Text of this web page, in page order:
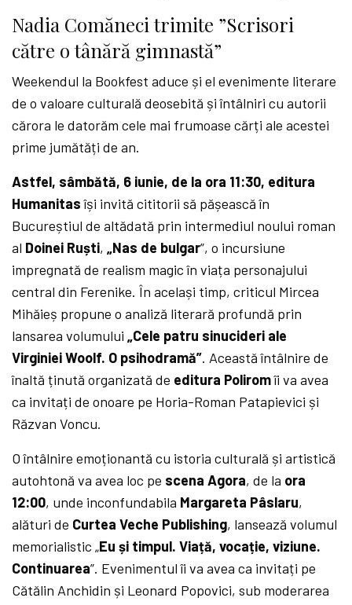
Nadia Comăneci trimite ”Scrisori
către o tânără gimnastă”
Weekendul la Bookfest aduce și el evenimente literare
de o valoare culturală deosebită și întâlniri cu autorii
cărora le datorăm cele mai frumoase cărți ale acestei
prime jumătăți de an.
Astfel, sâmbătă, 6 iunie, de la ora 11:30, editura
Humanitasîși invită cititorii să pășească în
Bucureștiul de altădată prin intermediul noului roman
al Doinei Ruști,„Nas de bulgar”, o incursiune
impregnată de realism magic în viața personajului
central din Ferenike. În același timp, criticul Mircea
Mihăieș propune o analiză literară profundă prin
lansarea volumului„Cele patru sinucideri ale
Virginiei Woolf. O psihodramă”. Această întâlnire de
înaltă ținută organizată de editura Poliromîi va avea
ca invitați de onoare pe Horia-Roman Patapievici și
Răzvan Voncu.
O întâlnire emoționantă cu istoria culturală și artistică
autohtonă va avea loc pe scena Agora, de la ora
12:00, unde inconfundabila Margareta Pâslaru,
alături de Curtea Veche Publishing, lansează volumul
memorialistic „Eu și timpul. Viață, vocație, viziune.
Continuarea”. Evenimentul îi va avea ca invitați pe
Cătălin Anchidin și Leonard Popovici, sub moderarea